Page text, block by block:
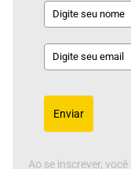
Enviar
Ao se inscrever,